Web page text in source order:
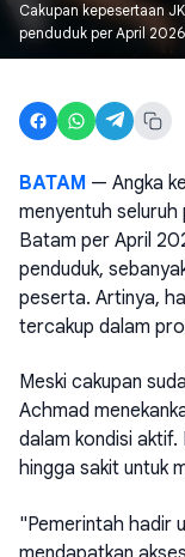
Cakupan kepesertaan
penduduk per April
BATAM — Angka
menyentuh seluruh
Batam per April
penduduk,
peserta. Artinya,
tercakup dalam
Meski cakupan
Achmad
dalam kondisi
hingga sakit untuk
"Pemerintah hadir